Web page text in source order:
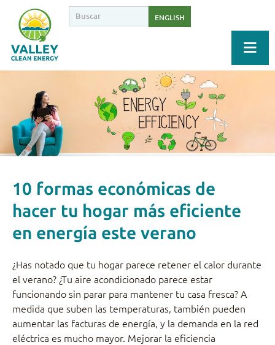
ENGLISH
10 formas económicas de
hacer tu hogar más eficiente
en energía este verano
¿Has notado que tu hogar parece retener el calor durante
el verano? ¿Tu aire acondicionado parece estar
funcionando sin parar para mantener tu casa fresca? A
medida que suben las temperaturas, también pueden
aumentar las facturas de energía, y la demanda en la red
eléctrica es mucho mayor. Mejorar la eficiencia